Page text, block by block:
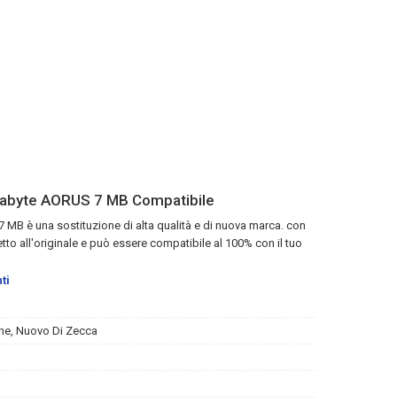
AORUS 7 MB Compatibile
MB è una sostituzione di alta qualità e di nuova marca. con
all'originale e può essere compatibile al 100% con il tuo
Nuovo Di Zecca